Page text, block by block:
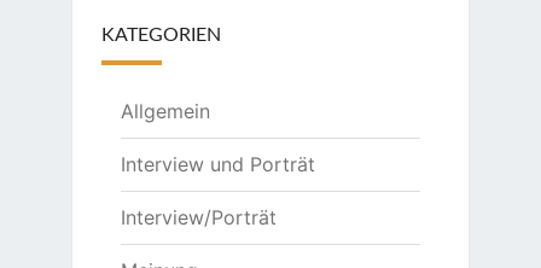
KATEGORIEN
Allgemein
Interview und Porträt
Interview/Porträt